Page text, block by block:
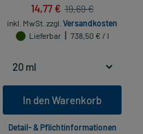
14,77 € 19,69 €
inkl. MwSt. zzgl. Versandkosten
Lieferbar
738,50 € / l
In den Warenkorb
Detail- & Pflichtinformationen